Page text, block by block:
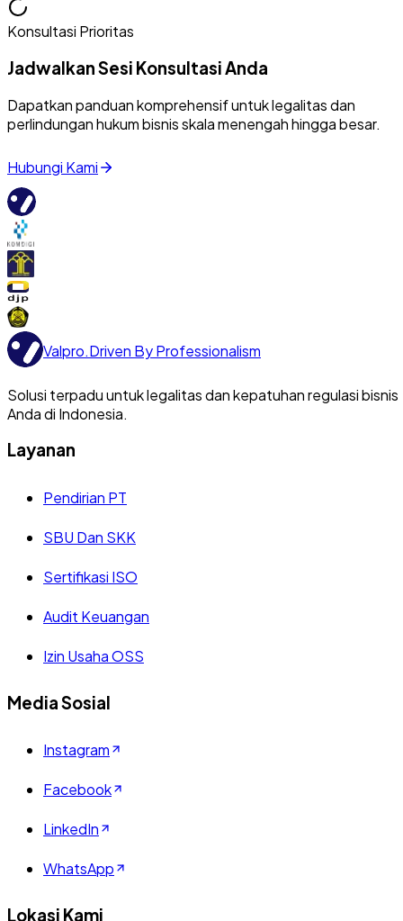
Konsultasi Prioritas
Jadwalkan Sesi Konsultasi Anda
Dapatkan panduan komprehensif untuk legalitas dan
perlindungan hukum bisnis skala menengah hingga besar.
Hubungi Kami
Valpro.Driven By Professionalism
Solusi terpadu untuk legalitas dan kepatuhan regulasi bisnis
Anda di Indonesia.
Layanan
Pendirian PT
SBU Dan SKK
Sertifikasi ISO
Audit Keuangan
Izin Usaha OSS
Media Sosial
Instagram
Facebook
LinkedIn
WhatsApp
Lokasi Kami